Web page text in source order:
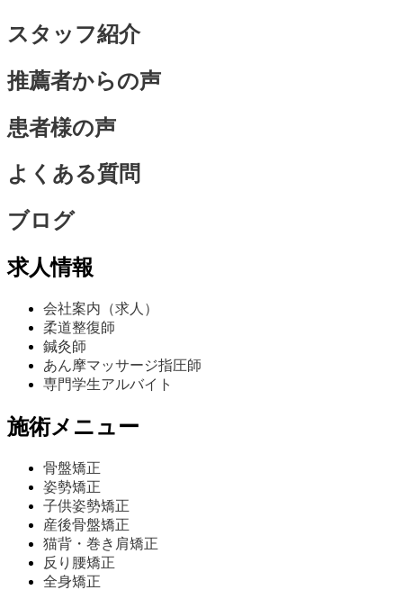
スタッフ紹介
推薦者からの声
患者様の声
よくある質問
ブログ
求人情報
会社案内（求人）
柔道整復師
鍼灸師
あん摩マッサージ指圧師
専門学生アルバイト
施術メニュー
骨盤矯正
姿勢矯正
子供姿勢矯正
産後骨盤矯正
猫背・巻き肩矯正
反り腰矯正
全身矯正